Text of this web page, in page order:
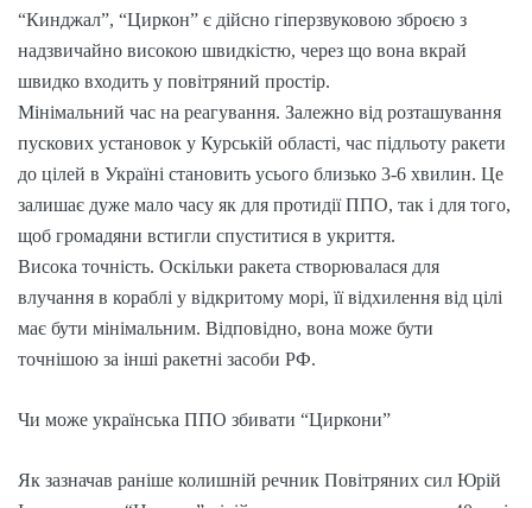
“Кинджал”, “Циркон” є дійсно гіперзвуковою зброєю з
надзвичайно високою швидкістю, через що вона вкрай
швидко входить у повітряний простір.
Мінімальний час на реагування. Залежно від розташування
пускових установок у Курській області, час підльоту ракети
до цілей в Україні становить усього близько 3-6 хвилин. Це
залишає дуже мало часу як для протидії ППО, так і для того,
щоб громадяни встигли спуститися в укриття.
Висока точність. Оскільки ракета створювалася для
влучання в кораблі у відкритому морі, її відхилення від цілі
має бути мінімальним. Відповідно, вона може бути
точнішою за інші ракетні засоби РФ.
Чи може українська ППО збивати “Циркони”
Як зазначав раніше колишній речник Повітряних сил Юрій